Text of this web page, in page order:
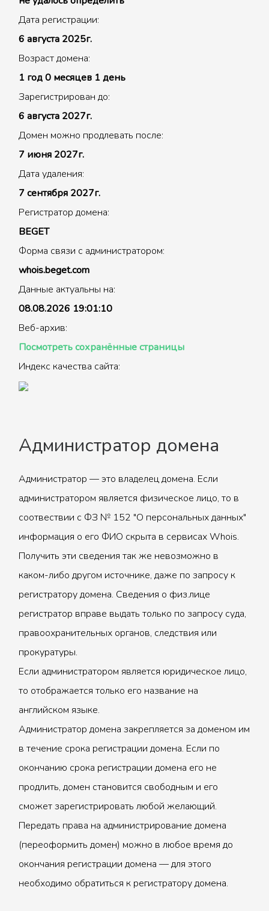
Дата регистрации:
6 августа 2025г.
Возраст домена:
1 год 0 месяцев 1 день
Зарегистрирован до:
6 августа 2027г.
Домен можно продлевать после:
7 июня 2027г.
Дата удаления:
7 сентября 2027г.
Регистратор домена:
BEGET
Форма связи с администратором:
whois.beget.com
Данные актуальны на:
08.08.2026 19:01:10
Веб-архив:
Посмотреть сохранённые страницы
Индекс качества сайта:
Администратор домена
Администратор — это владелец домена. Если
администратором является физическое лицо, то в
соотвествии с ФЗ № 152 "О персональных данных"
информация о его ФИО скрыта в сервисах Whois.
Получить эти сведения так же невозможно в
каком-либо другом источнике, даже по запросу к
регистратору домена. Сведения о физ.лице
регистратор вправе выдать только по запросу суда,
правоохранительных органов, следствия или
прокуратуры.
Если администратором является юридическое лицо,
то отображается только его название на
английском языке.
Администратор домена закрепляется за доменом им
в течение срока регистрации домена. Если по
окончанию срока регистрации домена его не
продлить, домен становится свободным и его
сможет зарегистрировать любой желающий.
Передать права на администрирование домена
(переоформить домен) можно в любое время до
окончания регистрации домена — для этого
необходимо обратиться к регистратору домена.